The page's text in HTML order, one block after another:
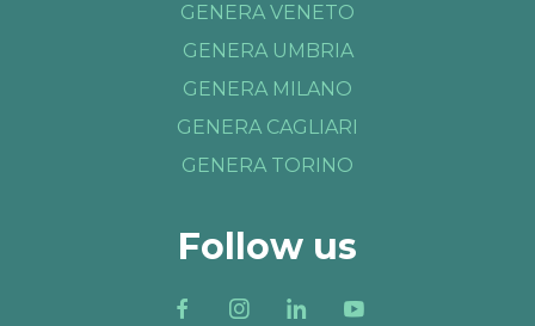
GENERA VENETO
GENERA UMBRIA
GENERA MILANO
GENERA CAGLIARI
GENERA TORINO
Follow us